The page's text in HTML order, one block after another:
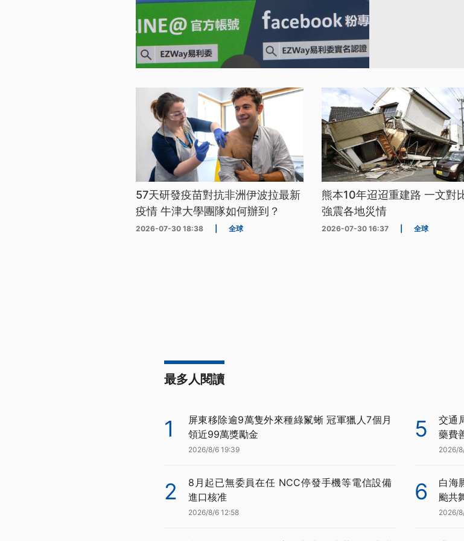
57天研發疫苗對抗非洲伊波拉最新
疫情 牛津大學團隊如何辦到？
2026-07-30 18:38 全球
熊本10年迢迢重建路 一文對
強震各地災情
2026-07-30 16:37 全球
最多人閱讀
1
屏東移除逾9萬隻外來種綠鬣蜥 冠軍獵人7個月
領近99萬獎勵金
2026/8/6 19:39
2
8月起已無委員在任 NCC停發手機等電信設備
進口核准
2026/8/6 12:58
5
交通
藥費
2026/
6
白海
颱共
2026/